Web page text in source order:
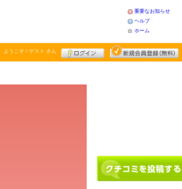
重要なお知らせ
ヘルプ
ホーム
ようこそ！ ゲスト さん